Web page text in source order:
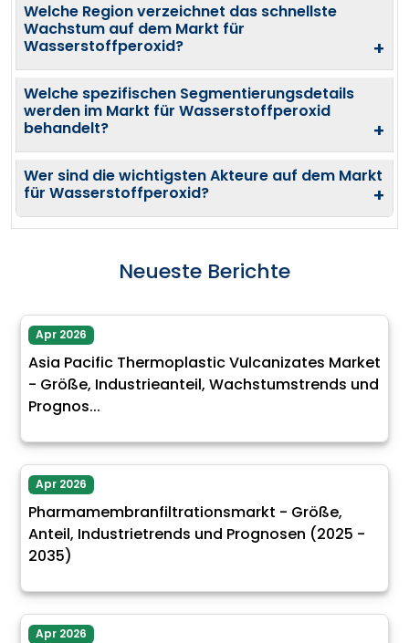
Welche Region verzeichnet das schnellste
Wachstum auf dem Markt für
Wasserstoffperoxid?
+
Welche spezifischen Segmentierungsdetails
werden im Markt für Wasserstoffperoxid
behandelt?
+
Wer sind die wichtigsten Akteure auf dem Markt
für Wasserstoffperoxid?
+
Neueste Berichte
Apr 2026
Asia Pacific Thermoplastic Vulcanizates Market
- Größe, Industrieanteil, Wachstumstrends und
Prognos...
Apr 2026
Pharmamembranfiltrationsmarkt - Größe,
Anteil, Industrietrends und Prognosen (2025 -
2035)
Apr 2026